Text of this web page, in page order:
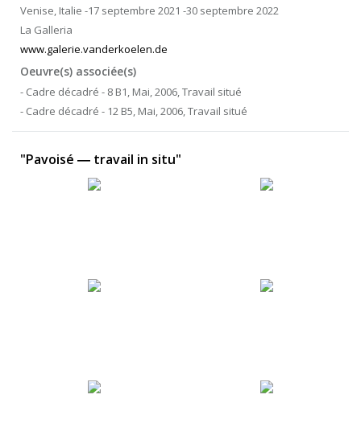
Venise, Italie -17 septembre 2021 -30 septembre 2022
La Galleria
www.galerie.vanderkoelen.de
Oeuvre(s) associée(s)
- Cadre décadré - 8 B1, Mai, 2006, Travail situé
- Cadre décadré - 12 B5, Mai, 2006, Travail situé
"Pavoisé ― travail in situ"